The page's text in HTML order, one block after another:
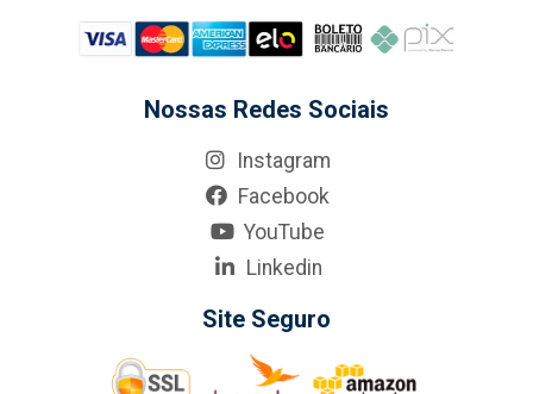
Nossas Redes Sociais
Instagram
Facebook
YouTube
Linkedin
Site Seguro